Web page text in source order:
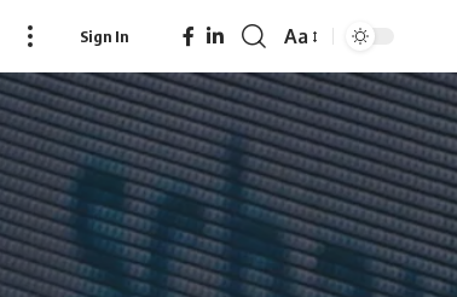
Sign In
Font
Resizer
Aa